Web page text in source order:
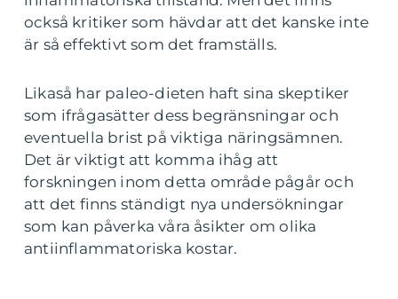
också kritiker som hävdar att det kanske inte
är så effektivt som det framställs.
Likaså har paleo-dieten haft sina skeptiker
som ifrågasätter dess begränsningar och
eventuella brist på viktiga näringsämnen.
Det är viktigt att komma ihåg att
forskningen inom detta område pågår och
att det finns ständigt nya undersökningar
som kan påverka våra åsikter om olika
antiinflammatoriska kostar.